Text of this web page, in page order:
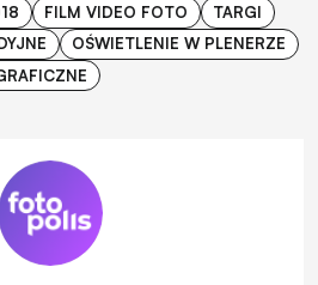
FILM VIDEO FOTO
TARGI
OŚWIETLENIE W PLENERZE